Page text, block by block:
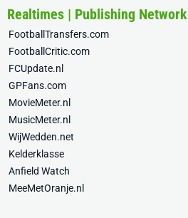
Realtimes | Publishing Network
FootballTransfers.com
FootballCritic.com
FCUpdate.nl
GPFans.com
MovieMeter.nl
MusicMeter.nl
WijWedden.net
Kelderklasse
Anfield Watch
MeeMetOranje.nl